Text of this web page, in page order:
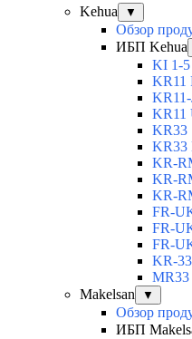
Kehua
▼
Обзор
ИБП Kehua
KI 1-
KR11
KR11
KR33
KR33
KR-
KR-
KR-
FR-
FR-
FR-
KR-
Makelsan
▼
Обзор
ИБП